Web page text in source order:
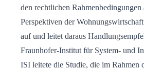
den rechtlichen Rahmenbedingungen
Perspektiven der
auf und leitet daraus
Fraunhofer-Institut für System- und
ISI leitete die Studie, die im Rahmen